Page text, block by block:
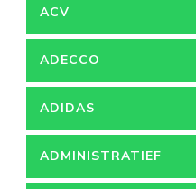
ACV
ADECCO
ADIDAS
ADMINISTRATIEF